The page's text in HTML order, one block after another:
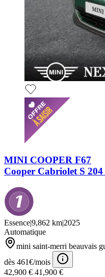
MINI COOPER F67
Cooper Cabriolet S
Essence|9,862 km|2025
Automatique
mini saint-merri beauvais
dès 461€/mois
42,900 € 41,900 €